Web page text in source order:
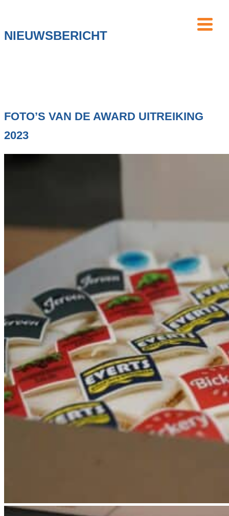
NIEUWSBERICHT
FOTO’S VAN DE AWARD UITREIKING
2023